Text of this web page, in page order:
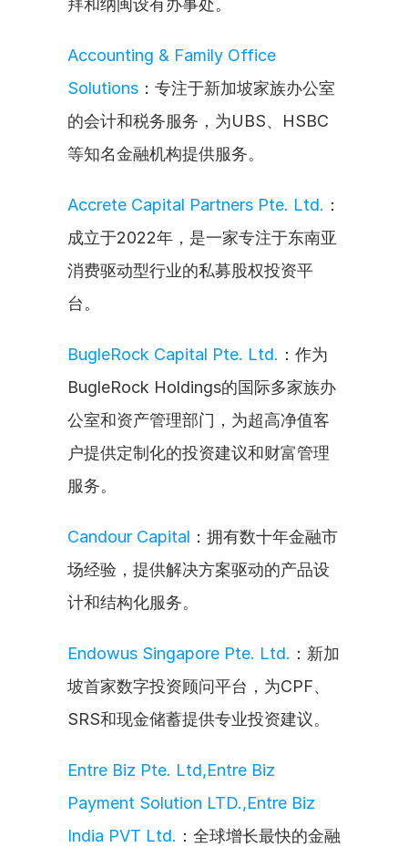
拜和纳闽设有办事处。
Accounting & Family Office
Solutions ：专注于新加坡家族办公室
的会计和税务服务，为UBS、HSBC
等知名金融机构提供服务。
Accrete Capital Partners Pte. Ltd. ：
成立于2022年，是一家专注于东南亚
消费驱动型行业的私募股权投资平
台。
BugleRock Capital Pte. Ltd. ：作为
BugleRock Holdings的国际多家族办
公室和资产管理部门，为超高净值客
户提供定制化的投资建议和财富管理
服务。
Candour Capital ：拥有数十年金融市
场经验，提供解决方案驱动的产品设
计和结构化服务。
Endowus Singapore Pte. Ltd. ：新加
坡首家数字投资顾问平台，为CPF、
SRS和现金储蓄提供专业投资建议。
Entre Biz Pte. Ltd,Entre Biz
Payment Solution LTD.,Entre Biz
India PVT Ltd. ：全球增长最快的金融